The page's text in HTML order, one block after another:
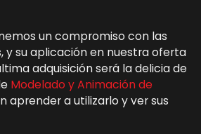
un compromiso con las
y su aplicación en nuestra oferta
adquisición será la delicia de
Modelado y Animación de
aprender a utilizarlo y ver sus